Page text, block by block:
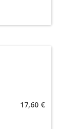
17,60 €